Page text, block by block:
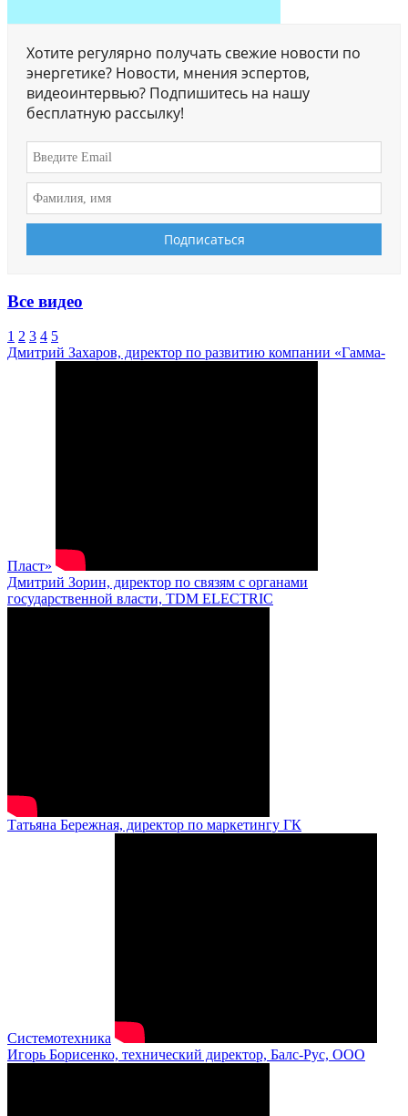
Хотите регулярно получать свежие новости по
энергетике? Новости, мнения эспертов,
видеоинтервью? Подпишитесь на нашу
бесплатную рассылку!
Все видео
1 2 3 4 5
Дмитрий Захаров, директор по развитию компании «Гамма-
Пласт»
Дмитрий Зорин, директор по связям с органами
государственной власти, TDM ELECTRIC
Татьяна Бережная, директор по маркетингу ГК
Системотехника
Игорь Борисенко, технический директор, Балс-Рус, ООО